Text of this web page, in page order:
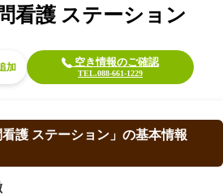
看護 ステーション
空き情報のご確認
TEL.088-661-1229
看護 ステーション」の基本情報